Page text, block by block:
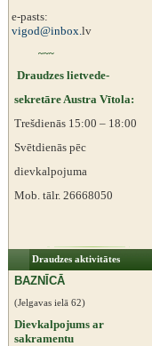
e-pasts:
vigod@inbox.lv
~~~
Draudzes lietvede-
sekretāre Austra Vītola:
Trešdienās 15:00 – 18:00
Svētdienās pēc
dievkalpojuma
Mob. tālr. 26668050
Draudzes aktivitātes
BAZNĪCĀ
(Jelgavas ielā 62)
Dievkalpojums ar
sakramentu